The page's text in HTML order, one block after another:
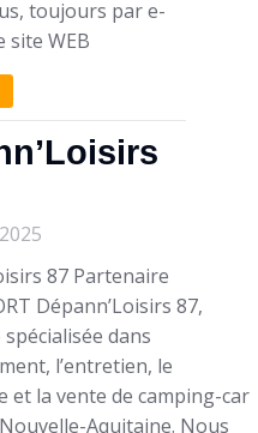
toujours par e-
site WEB
87 Partenaire
Dépann’Loisirs 87,
dans
l’entretien, le
et la vente de camping-car
Aquitaine. Nous